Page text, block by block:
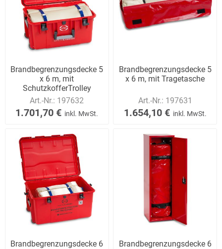
Brandbegrenzungsdecke 5
x 6 m, mit
SchutzkofferTrolley
Art.-Nr.: 197632
1.701,70 € inkl. MwSt.
Brandbegrenzungsdecke 5
x 6 m, mit Tragetasche
Art.-Nr.: 197631
1.654,10 € inkl. MwSt.
Brandbegrenzungsdecke 6
Brandbegrenzungsdecke 6